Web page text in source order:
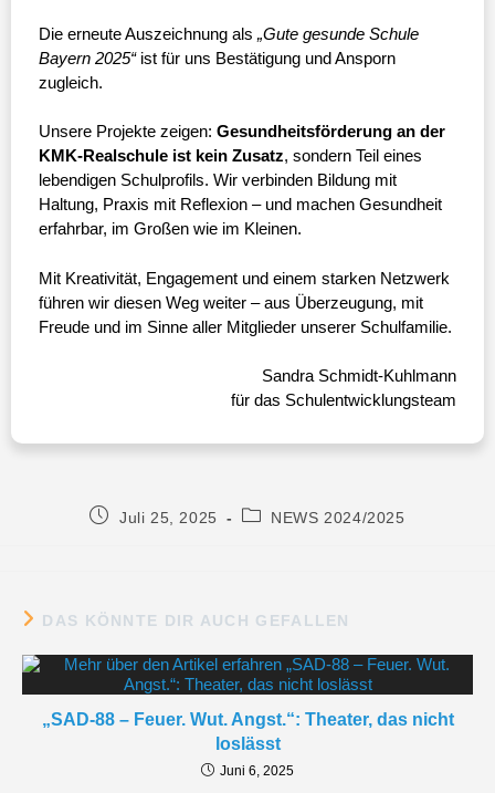
Die erneute Auszeichnung als „Gute gesunde Schule
Bayern 2025“ist für uns Bestätigung und Ansporn
zugleich.
Unsere Projekte zeigen: Gesundheitsförderung an der
KMK-Realschule ist kein Zusatz, sondern Teil eines
lebendigen Schulprofils. Wir verbinden Bildung mit
Haltung, Praxis mit Reflexion – und machen Gesundheit
erfahrbar, im Großen wie im Kleinen.
Mit Kreativität, Engagement und einem starken Netzwerk
führen wir diesen Weg weiter – aus Überzeugung, mit
Freude und im Sinne aller Mitglieder unserer Schulfamilie.
Sandra Schmidt-Kuhlmann
für das Schulentwicklungsteam
Juli 25, 2025 NEWS 2024/2025
DAS KÖNNTE DIR AUCH GEFALLEN
„SAD-88 – Feuer. Wut. Angst.“: Theater, das nicht
loslässt
Juni 6, 2025